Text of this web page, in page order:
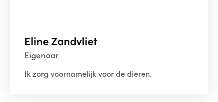
Eline Zandvliet
Eigenaar
Ik zorg voornamelijk voor de dieren.